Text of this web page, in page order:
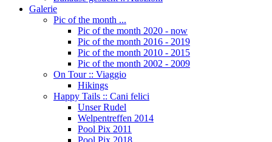
Galerie
Pic of the month ...
Pic of the month 2020 - now
Pic of the month 2016 - 2019
Pic of the month 2010 - 2015
Pic of the month 2002 - 2009
On Tour :: Viaggio
Hikings
Happy Tails :: Cani felici
Unser Rudel
Welpentreffen 2014
Pool Pix 2011
Pool Pix 2018